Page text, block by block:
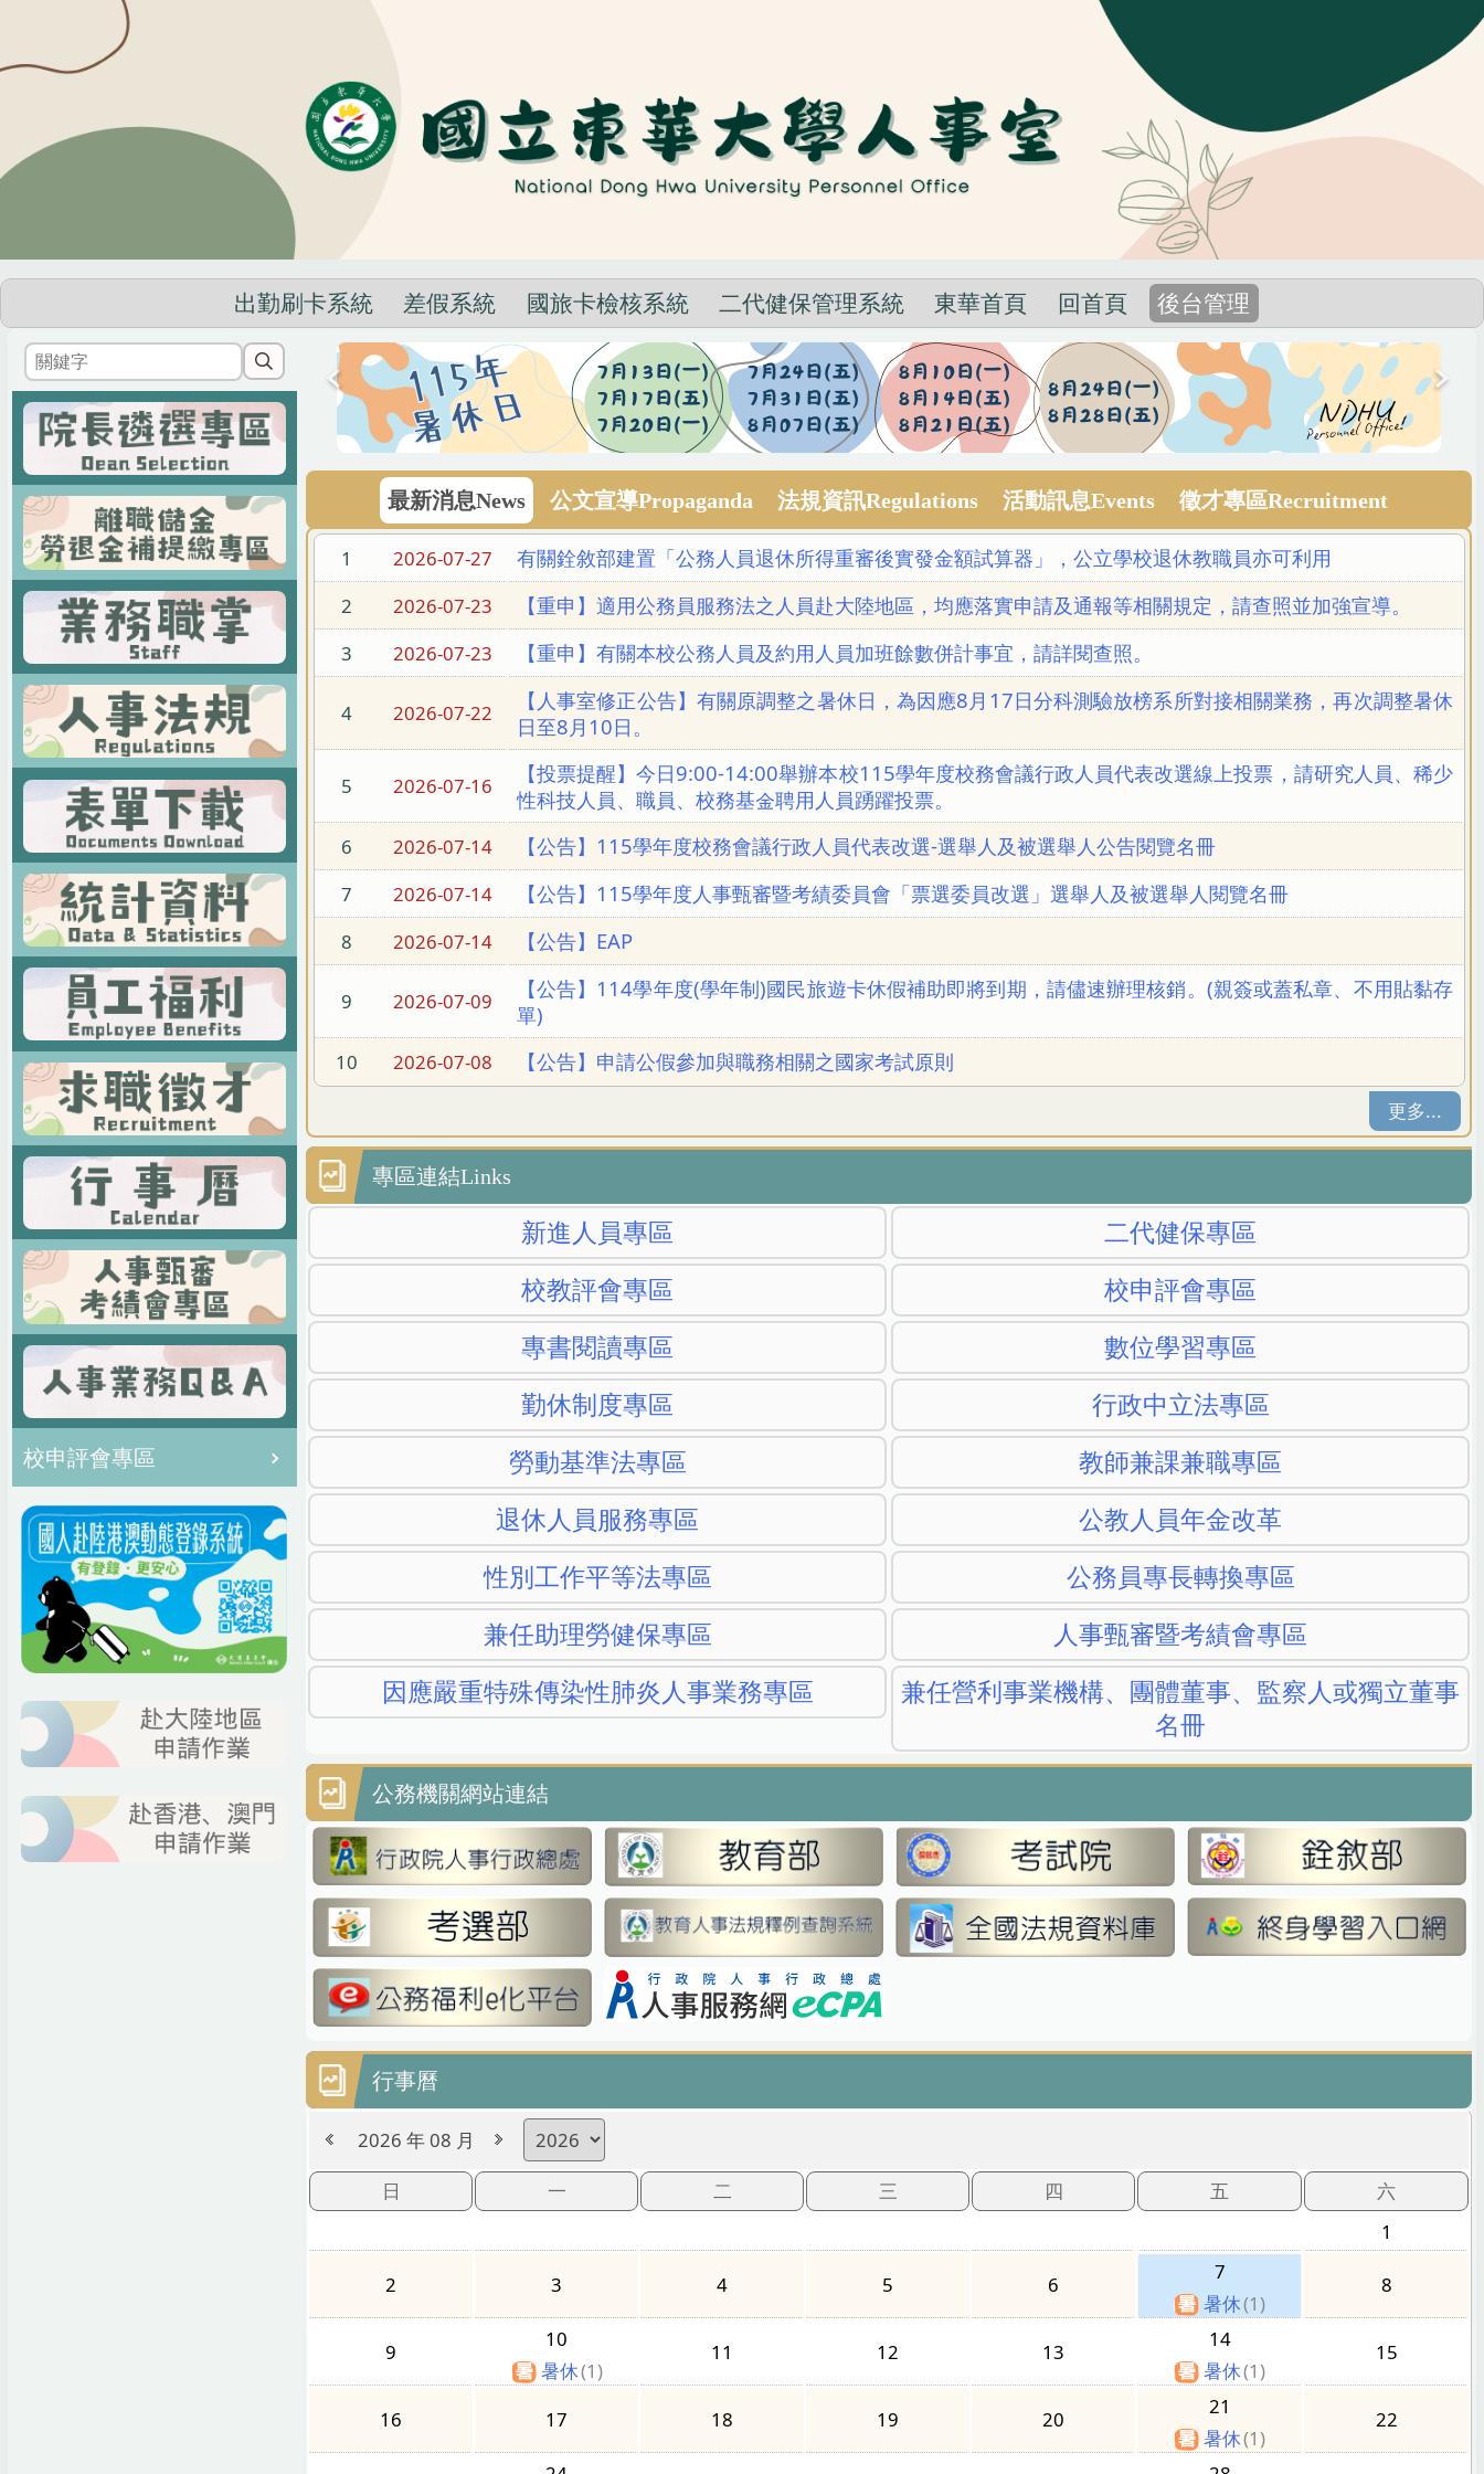
容
出勤刷卡系統 差假系統 國旅卡檢核系統 二代健保管理系統 東華首頁 回首頁 後台管理
校申評會專區
最新消息News 公文宣導Propaganda 法規資訊Regulations 活動訊息Events 徵才專區Recruitment
1 2026-07-27 有關銓敘部建置「公務人員退休所得重審後實發金額試算器」，公立學校退休教職員亦可利用
2 2026-07-23 【重申】適用公務員服務法之人員赴大陸地區，均應落實申請及通報等相關規定，請查照並加強宣導。
3 2026-07-23 【重申】有關本校公務人員及約用人員加班餘數併計事宜，請詳閱查照。
4 2026-07-22
【人事室修正公告】有關原調整之暑休日，為因應8月17日分科測驗放榜系所對接相關業務，再次調整暑休
日至8月10日。
5 2026-07-16
【投票提醒】今日9:00-14:00舉辦本校115學年度校務會議行政人員代表改選線上投票，請研究人員、稀少
性科技人員、職員、校務基金聘用人員踴躍投票。
6 2026-07-14 【公告】115學年度校務會議行政人員代表改選-選舉人及被選舉人公告閱覽名冊
7 2026-07-14 【公告】115學年度人事甄審暨考績委員會「票選委員改選」選舉人及被選舉人閱覽名冊
8 2026-07-14 【公告】EAP
9 2026-07-09
【公告】114學年度(學年制)國民旅遊卡休假補助即將到期，請儘速辦理核銷。(親簽或蓋私章、不用貼黏存
單)
10 2026-07-08 【公告】申請公假參加與職務相關之國家考試原則
更多...
專區連結Links
新進人員專區
二代健保專區
校教評會專區
校申評會專區
專書閱讀專區
數位學習專區
勤休制度專區
行政中立法專區
勞動基準法專區
教師兼課兼職專區
退休人員服務專區
公教人員年金改革
性別工作平等法專區
公務員專長轉換專區
兼任助理勞健保專區
人事甄審暨考績會專區
因應嚴重特殊傳染性肺炎人事業務專區
兼任營利事業機構、團體董事、監察人或獨立董事
名冊
公務機關網站連結
行事曆
2026 年 08 月
日
一 二 三 四 五
六
1
2 3 4 5 6
7
暑休(1)
8
9
10
暑休(1)
11 12 13
14
暑休(1)
15
16 17 18 19 20
21
暑休(1)
22